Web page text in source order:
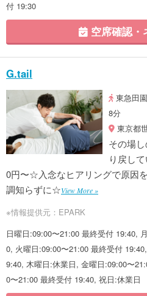
付 19:30
空席確認・
G.tail
東急田
8分
東京都
その場
り戻し
0円〜☆入念なヒアリングで原因
調知らずに☆View More »
※情報提供元：EPARK
日曜日:09:00〜21:00 最終受付 19:40,
0, 火曜日:09:00〜21:00 最終受付
9:40, 木曜日:休業日, 金曜日:09:00〜
0〜21:00 最終受付 19:40, 祝日:休業日